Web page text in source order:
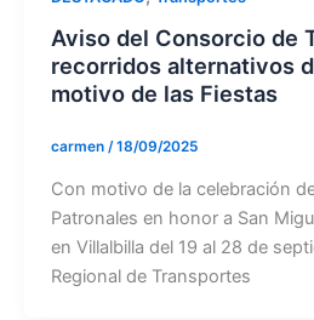
Aviso del Consorcio de
recorridos alternativos
motivo de las Fiestas
carmen /18/09/2025
Con motivo de la celebración
Patronales en honor a San
en Villalbilla del 19 al 28 de
Regional de Transportes